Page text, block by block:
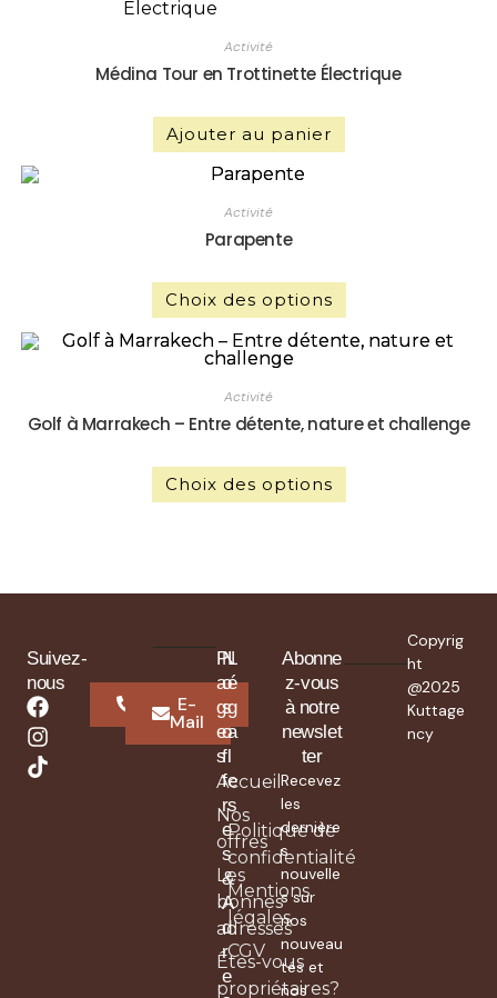
Activité
Médina Tour en Trottinette Électrique
Ajouter au panier
Activité
Parapente
Choix des options
Activité
Golf à Marrakech – Entre détente, nature et challenge
Choix des options
Suivez-
nous
Whatsapp
E-
Mail
P
a
g
e
s
Accueil
Nos
offres
Les
bonnes
adresses
Êtes-vous
propriétaires?
N
o
s
o
f
f
r
e
s
&
A
d
r
e
L
é
g
a
l
e
s
Politique de
confidentialité
Mentions
légales
CGV
Abonne
z-vous
à notre
newslet
ter
Recevez
les
dernière
s
nouvelle
s sur
nos
nouveau
tés et
nos
Copyrig
ht
@2025
Kuttage
ncy